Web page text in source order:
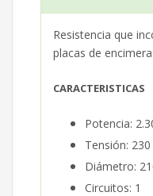
Resistencia que
placas de
CARACTERISTICAS
Potencia:
Tensión:
Diámetro:
Circuitos: 1